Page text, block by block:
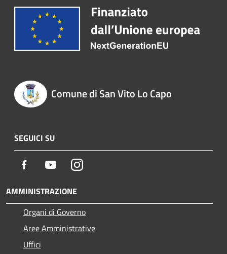
Comune di San Vito Lo Capo
SEGUICI SU
Facebook YoutubeInstagram
AMMINISTRAZIONE
Organi di Governo
Aree Amministrative
Uffici